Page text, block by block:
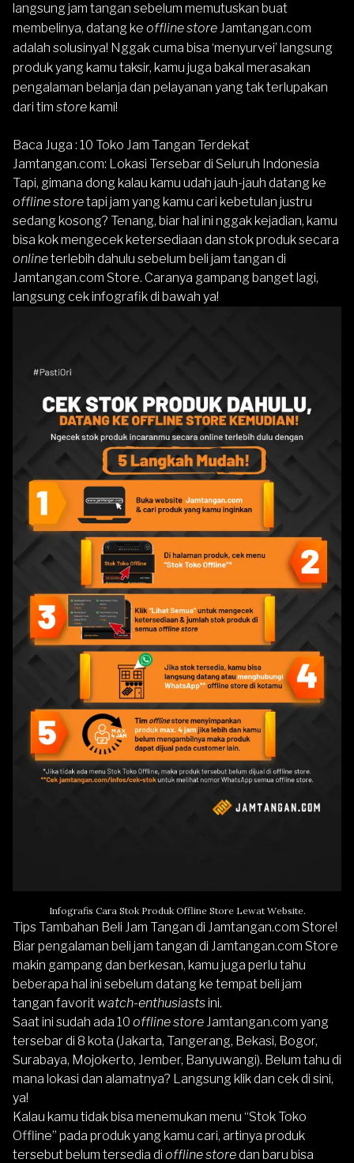
langsung jam tangan sebelum memutuskan buat
membelinya, datang ke offline storeJamtangan.com
adalah solusinya! Nggak cuma bisa ‘menyurvei’ langsung
produk yang kamu taksir, kamu juga bakal merasakan
pengalaman belanja dan pelayanan yang tak terlupakan
dari tim storekami!
Baca Juga : 10 Toko Jam Tangan Terdekat
Jamtangan.com: Lokasi Tersebar di Seluruh Indonesia
Tapi, gimana dong kalau kamu udah jauh-jauh datang ke
offline storetapi jam yang kamu cari kebetulan justru
sedang kosong? Tenang, biar hal ini nggak kejadian, kamu
bisa kok mengecek ketersediaan dan stok produk secara
onlineterlebih dahulu sebelum beli jam tangan di
Jamtangan.com Store. Caranya gampang banget lagi,
langsung cek infografik di bawah ya!
Infografis Cara Stok Produk Offline Store Lewat Website.
Tips Tambahan Beli Jam Tangan di Jamtangan.com Store!
Biar pengalaman beli jam tangan di Jamtangan.com Store
makin gampang dan berkesan, kamu juga perlu tahu
beberapa hal ini sebelum datang ke tempat beli jam
tangan favorit watch-enthusiastsini.
Saat ini sudah ada 10 offline storeJamtangan.com yang
tersebar di 8 kota (Jakarta, Tangerang, Bekasi, Bogor,
Surabaya, Mojokerto, Jember, Banyuwangi). Belum tahu di
mana lokasi dan alamatnya? Langsung klik dan cek di sini,
ya!
Kalau kamu tidak bisa menemukan menu “Stok Toko
Offline” pada produk yang kamu cari, artinya produk
tersebut belum tersedia di offline storedan baru bisa